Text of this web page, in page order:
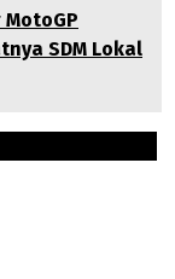
SDM Lokal